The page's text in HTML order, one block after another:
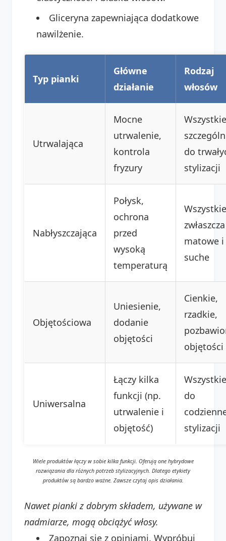
Gliceryna zapewniająca dodatkowe
nawilżenie.
Typ pianki
Główne
działanie
Rodzaj
włosów
Utrwalająca
Mocne
utrwalenie,
kontrola
fryzury
do
stylizacji
Nabłyszczająca
Połysk,
ochrona
przed
wysoką
temperaturą
zwłaszcza
matowe i
suche
Objętościowa
Uniesienie,
dodanie
objętości
Cienkie,
rzadkie,
objętości
Uniwersalna
Łączy kilka
funkcji (np.
utrwalenie i
objętość)
do
stylizacji
Wiele produktów łączy w sobie kilka funkcji. Oferują one hybrydowe
rozwiązania dla różnych potrzeb stylizacyjnych. Dlatego etykiety
produktów są bardzo ważne. Zawsze czytaj opis działania.
Nawet pianki z dobrym składem, używane w
nadmiarze, mogą obciążyć włosy.
Zapoznaj się z opiniami. Wypróbuj